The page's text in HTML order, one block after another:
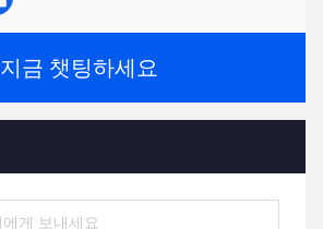
지금 챗팅하세요